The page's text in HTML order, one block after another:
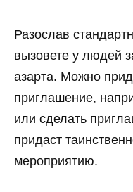
Разослав
вызовете у людей
азарта. Можно
приглашение,
или сделать
придаст
мероприятию.